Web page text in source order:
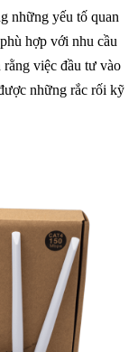
những yếu tố quan
hợp với nhu cầu
việc đầu tư vào
những rắc rối kỹ